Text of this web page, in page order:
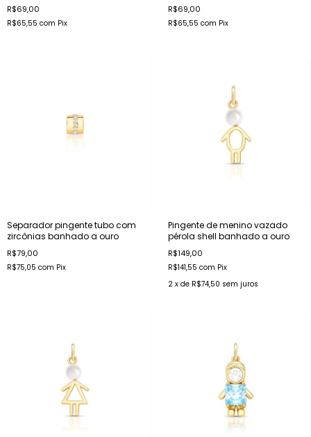
ouro
R$69,00
R$65,55 com Pix
R$69,00
R$65,55 com Pix
Separador pingente tubo com
zircônias banhado a ouro
R$79,00
R$75,05 com Pix
Pingente de menino vazado
pérola shell banhado a ouro
R$149,00
R$141,55 com Pix
2 x de R$74,50 sem juros